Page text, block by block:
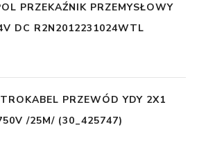
PRZEKAŹNIK PRZEMYSŁOWY
DC R2N2012231024WTL
PRZEWÓD YDY 2X1
/25M/ (30_425747)